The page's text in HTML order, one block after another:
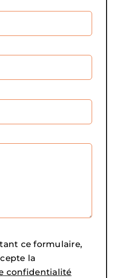
ce formulaire,
la
confidentialité